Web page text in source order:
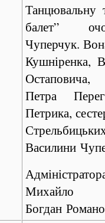
Танцювальну
балет”
Чуперчук.
Кушніренка,
Петра
Петрика,
Василини
Богдан